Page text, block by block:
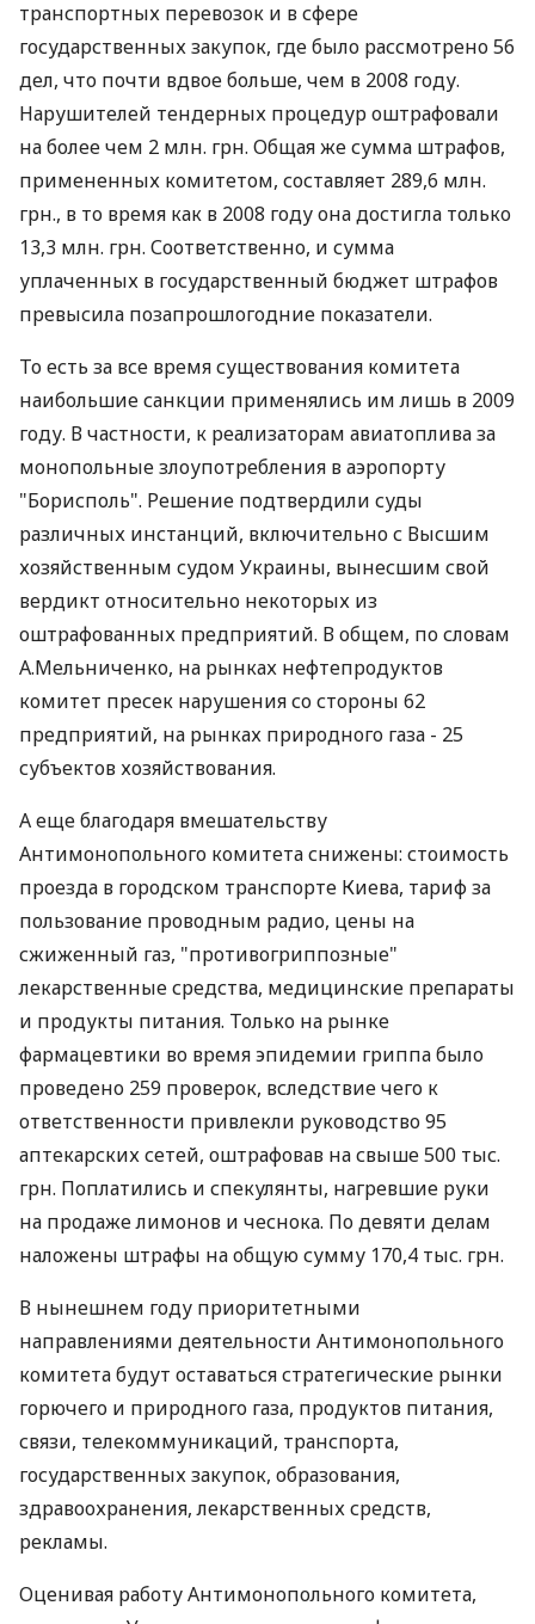
транспортных перевозок и в сфере
государственных закупок, где было рассмотрено 56
дел, что почти вдвое больше, чем в 2008 году.
Нарушителей тендерных процедур оштрафовали
на более чем 2 млн. грн. Общая же сумма штрафов,
примененных комитетом, составляет 289,6 млн.
грн., в то время как в 2008 году она достигла только
13,3 млн. грн. Соответственно, и сумма
уплаченных в государственный бюджет штрафов
превысила позапрошлогодние показатели.
То есть за все время существования комитета
наибольшие санкции применялись им лишь в 2009
году. В частности, к реализаторам авиатоплива за
монопольные злоупотребления в аэропорту
"Борисполь". Решение подтвердили суды
различных инстанций, включительно с Высшим
хозяйственным судом Украины, вынесшим свой
вердикт относительно некоторых из
оштрафованных предприятий. В общем, по словам
А.Мельниченко, на рынках нефтепродуктов
комитет пресек нарушения со стороны 62
предприятий, на рынках природного газа - 25
субъектов хозяйствования.
А еще благодаря вмешательству
Антимонопольного комитета снижены: стоимость
проезда в городском транспорте Киева, тариф за
пользование проводным радио, цены на
сжиженный газ, "противогриппозные"
лекарственные средства, медицинские препараты
и продукты питания. Только на рынке
фармацевтики во время эпидемии гриппа было
проведено 259 проверок, вследствие чего к
ответственности привлекли руководство 95
аптекарских сетей, оштрафовав на свыше 500 тыс.
грн. Поплатились и спекулянты, нагревшие руки
на продаже лимонов и чеснока. По девяти делам
наложены штрафы на общую сумму 170,4 тыс. грн.
В нынешнем году приоритетными
направлениями деятельности Антимонопольного
комитета будут оставаться стратегические рынки
горючего и природного газа, продуктов питания,
связи, телекоммуникаций, транспорта,
государственных закупок, образования,
здравоохранения, лекарственных средств,
рекламы.
Оценивая работу Антимонопольного комитета,